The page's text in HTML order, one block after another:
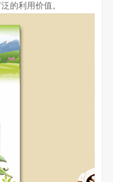
的利用价值。